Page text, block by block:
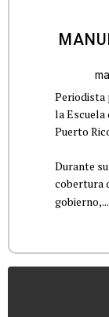
Periodista
la Escuela
Puerto
Durante
cobertura
gobierno,...